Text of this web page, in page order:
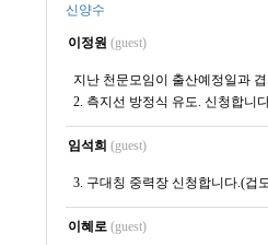
신양수
이정원 (guest)
지난 천문모임이 출산예정일과
2. 측지선 방정식 유도. 신청합니
임석희 (guest)
3. 구대칭 중력장 신청합니다.(겁
이혜로 (guest)